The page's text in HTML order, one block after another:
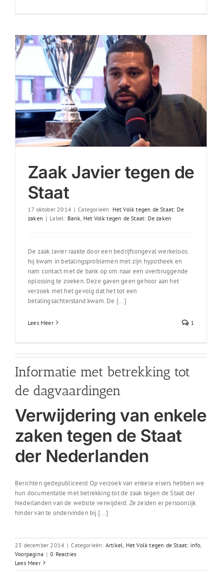
Zaak Javier tegen de
Staat
17 oktober 2014 | Categorieën: Het Volk tegen de Staat: De
zaken | Label: Bank Het Volk tegen de Staat: De zaken
De zaak Javier raakte door een bedrijfsongeval werkeloos.
hij kwam in betalingsproblemen met zijn hypotheek en
nam contact met de bank op om naar een overbruggende
oplossing te zoeken. Deze gaven geen gehoor aan het
verzoek met het gevolg dat het tot een
betalingsachterstand kwam. De [...]
Lees Meer 1
Informatie met betrekking tot
de dagvaardingen
Verwijdering van enkele
zaken tegen de Staat
der Nederlanden
Berichten gedepubliceerd Op verzoek van enkele eisers hebben we
hun documentatie met betrekking tot de zaak tegen de Staat der
Nederlanden van de website verwijderd. Ze zeiden er persoonlijk
hinder van te ondervinden bij [...]
23 december 2014 | Categorieën: Artikel Het Volk tegen de Staat: info
Voorpagina | 0 Reacties
Lees Meer